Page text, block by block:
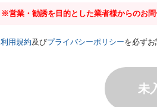
※営業・勧誘を目的とした業者様からのお問
利用規約及びプライバシーポリシーを必ず
未